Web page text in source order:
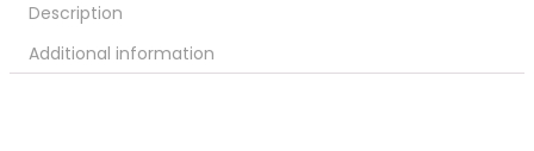
Description
Additional information